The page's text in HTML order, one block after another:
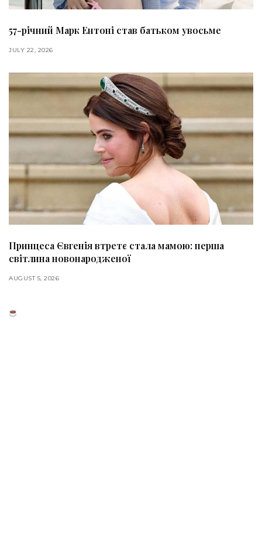
57-річний Марк Ентоні став батьком увосьме
JULY 22, 2026
Принцеса Євгенія втретє стала мамою: перша
світлина новонародженої
AUGUST 5, 2026